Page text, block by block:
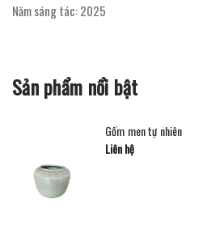
Năm sáng tác: 2025
Sản phẩm nổi bật
Gốm men tự nhiên
Liên hệ